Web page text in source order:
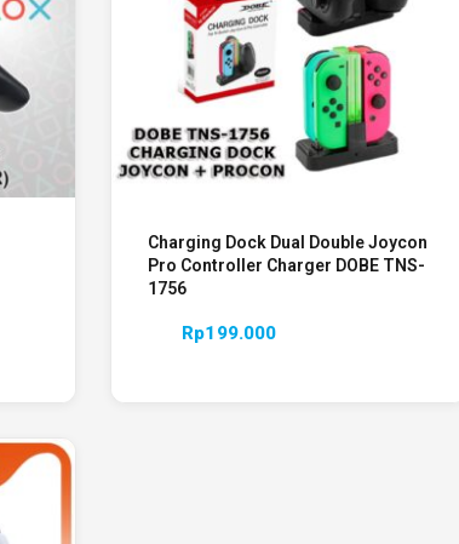
Charging Dock Dual Double Joycon
Pro Controller Charger DOBE TNS-
1756
Rp199.000